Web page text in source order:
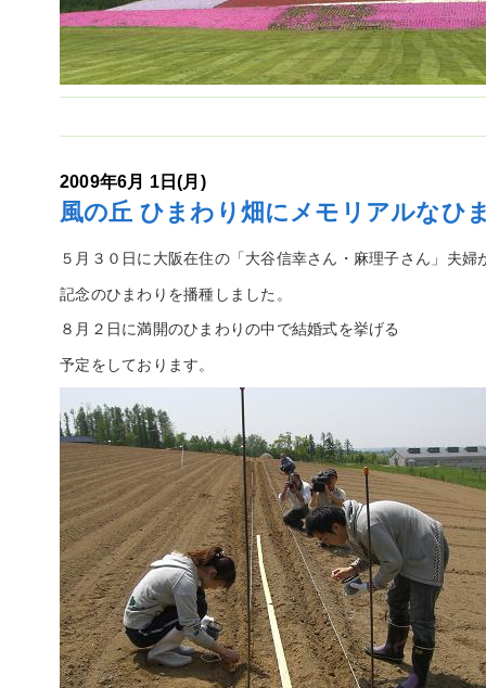
2009年6月 1日(月)
風の丘 ひまわり畑にメモリアルなひ
５月３０日に大阪在住の「大谷信幸さん・麻理子さん」夫婦
記念のひまわりを播種しました。
８月２日に満開のひまわりの中で結婚式を挙げる
予定をしております。